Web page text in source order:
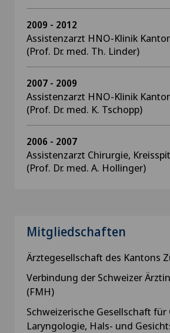
2009 - 2012
Assistenzarzt HNO-Klinik
(Prof. Dr. med. Th. Linder)
2007 - 2009
Assistenzarzt HNO-Klinik
(Prof. Dr. med. K. Tschopp)
2006 - 2007
Assistenzarzt Chirurgie,
(Prof. Dr. med. A. Hollinger)
Mitgliedschaften
Ärztegesellschaft des Kantons
Verbindung der Schweizer
(FMH)
Schweizerische Gesellschaft
Laryngologie, Hals- und